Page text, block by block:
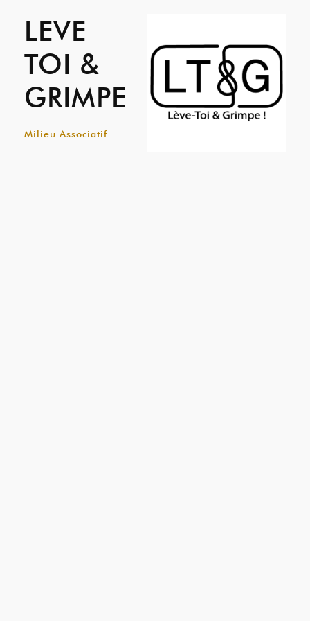
LEVE
TOI &
GRIMPE
Milieu Associatif